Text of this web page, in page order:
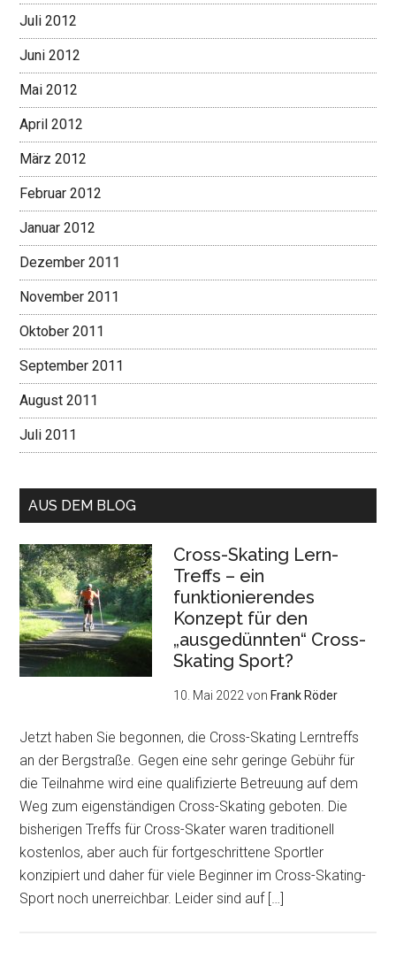
Juli 2012
Juni 2012
Mai 2012
April 2012
März 2012
Februar 2012
Januar 2012
Dezember 2011
November 2011
Oktober 2011
September 2011
August 2011
Juli 2011
AUS DEM BLOG
Cross-Skating Lern-
Treffs – ein
funktionierendes
Konzept für den
„ausgedünnten“ Cross-
Skating Sport?
10. Mai 2022von Frank Röder
Jetzt haben Sie begonnen, die Cross-Skating Lerntreffs
an der Bergstraße. Gegen eine sehr geringe Gebühr für
die Teilnahme wird eine qualifizierte Betreuung auf dem
Weg zum eigenständigen Cross-Skating geboten. Die
bisherigen Treffs für Cross-Skater waren traditionell
kostenlos, aber auch für fortgeschrittene Sportler
konzipiert und daher für viele Beginner im Cross-Skating-
Sport noch unerreichbar. Leider sind auf […]